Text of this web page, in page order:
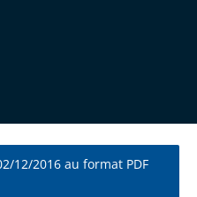
12/2016 au format PDF